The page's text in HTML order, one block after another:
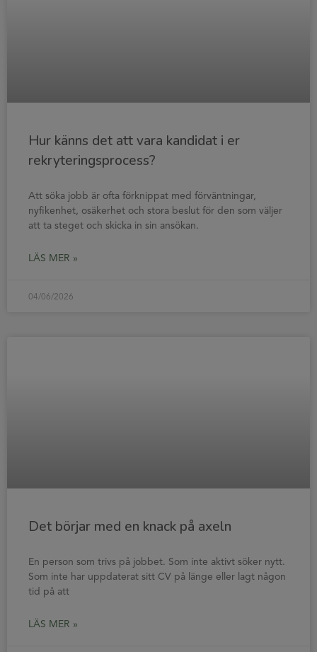
Hur känns det att vara kandidat i er
rekryteringsprocess?
Att söka jobb är ofta förknippat med förväntningar,
nyfikenhet, osäkerhet och stora beslut för den som väljer
att ta steget och skicka in sin ansökan.
LÄS MER »
04/06/2026
Det börjar med en knack på axeln
En person som trivs på jobbet. Som inte aktivt söker nytt.
Som inte har uppdaterat sitt CV på länge eller lagt någon
tid på att
LÄS MER »